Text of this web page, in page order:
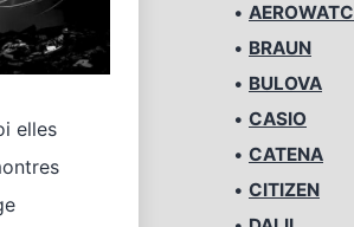
elles
•
• BRAUN
• BULOVA
• CASIO
• CATENA
• CITIZEN